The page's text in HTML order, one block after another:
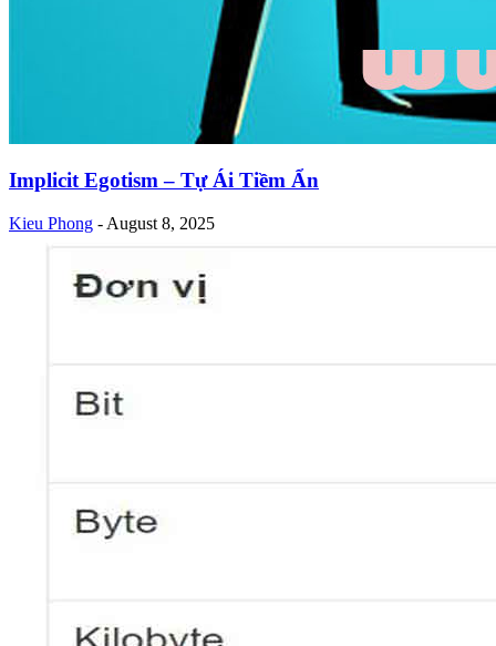
Implicit Egotism – Tự Ái Tiềm Ẩn
Kieu Phong - August 8, 2025